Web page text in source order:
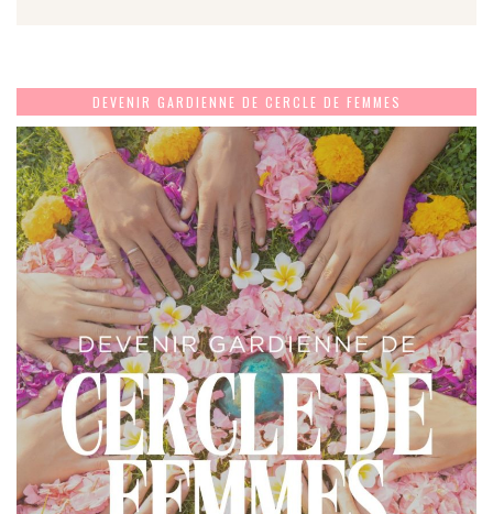
DEVENIR GARDIENNE DE CERCLE DE FEMMES